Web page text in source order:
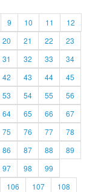
9 10 11
12
20 21 22
23
31 32 33
34
42 43 44
45
53 54 55
56
64 65 66
67
75 76 77
78
86 87 88
89
97 98
99
106 107
108